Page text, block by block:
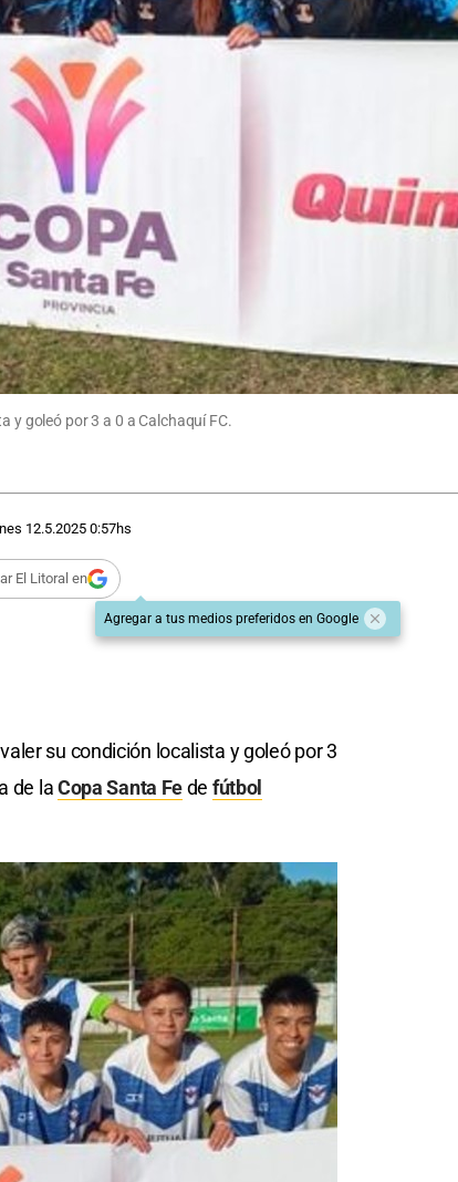
y goleó por 3 a 0 a Calchaquí FC.
12.5.20250:57hs
El Litoral en
Agregar a tus medios preferidos en Google
su condición localista y goleó por 3
de laCopa Santa Fede fútbol